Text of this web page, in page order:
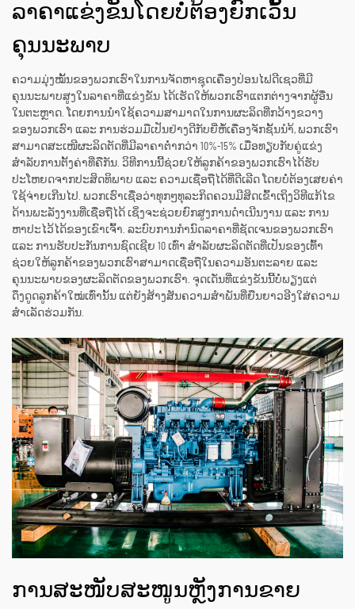
ລາຄາແຂ່ງຂັນໂດຍບໍ່ຕ້ອງຍົກເວັ້ນ
ຄຸນນະພາບ
ຄວາມມຸ່ງໝັ້ນຂອງພວກເຮົາໃນການຈັດຫາຊຸດເຄື່ອງປ່ອນໄຟດີເຊວທີ່ມີ
ຄຸນນະພາບສູງໃນລາຄາທີ່ແຂ່ງຂັນ ໄດ້ເຮັດໃຫ້ພວກເຮົາແຕກຕ່າງຈາກຜູ້ອື່ນ
ໃນຕະຫຼາດ. ໂດຍການນຳໃຊ້ຄວາມສາມາດໃນການຜະລິດທີ່ກວ້າງຂວາງ
ຂອງພວກເຮົາ ແລະ ການຮ່ວມມືເປັນຢ່າງດີກັບຍີ່ຫໍ້ເຄື່ອງຈັກຊັ້ນນຳ້, ພວກເຮົາ
ສາມາດສະເໜີຜະລິດຕັດທີ່ມີລາຄາຕ່ຳກວ່າ 10%-15% ເມື່ອທຽບກັບຄູ່ແຂ່ງ
ສຳລັບການຕັ້ງຄ່າທີ່ຄືກັນ. ວິທີການນີ້ຊ່ວຍໃຫ້ລູກຄ້າຂອງພວກເຮົາໄດ້ຮັບ
ປະໂຫຍດຈາກປະສິດທິພາບ ແລະ ຄວາມເຊື່ອຖືໄດ້ທີ່ດີເລີດ ໂດຍບໍ່ຕ້ອງເສຍຄ່າ
ໃຊ້ຈ່າຍເກີນໄປ. ພວກເຮົາເຊື່ອວ່າທຸກໆທຸລະກິດຄວນມີສິດເຂົ້າເຖິງວິທີແກ້ໄຂ
ດ້ານພະລັງງານທີ່ເຊື່ອຖືໄດ້ ເຊິ່ງຈະຊ່ວຍຍົກສູງການດຳເນີນງານ ແລະ ການ
ຫາປະໄວ້ໄດ້ຂອງເຂົາເຈົ້າ. ລະບົບການກຳນົດລາຄາທີ່ຊັດເຈນຂອງພວກເຮົາ
ແລະ ການຮັບປະກັນການຊົດເຊີຍ 10 ເທົ່າ ສຳລັບຜະລິດຕັດທີ່ເປັນຂອງເທົ້າ
ຊ່ວຍໃຫ້ລູກຄ້າຂອງພວກເຮົາສາມາດເຊື່ອຖືໃນຄວາມອັນຕະລາຍ ແລະ
ຄຸນນະພາບຂອງຜະລິດຕັດຂອງພວກເຮົາ. ຈຸດເດັ່ນທີ່ແຂ່ງຂັນນີ້ບໍ່ພຽງແຕ່
ດຶງດູດລູກຄ້າໃໝ່ເທົ່ານັ້ນ ແຕ່ຍັງສ້າງສັນຄວາມສຳພັນທີ່ຍືນຍາວອີງໃສ່ຄວາມ
ສຳເລັດຮ່ວມກັນ.
ການສະໜັບສະໜູນຫຼັງການຂາຍ